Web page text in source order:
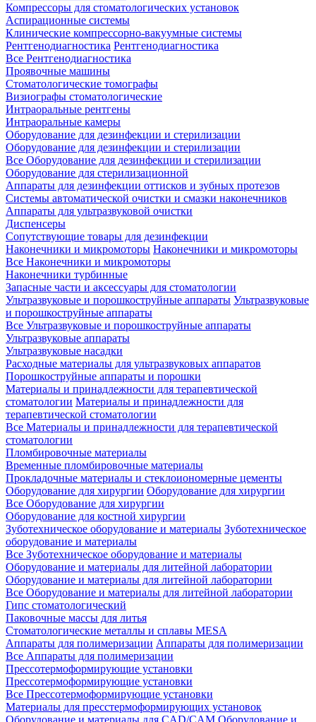
Компрессоры для стоматологических установок
Аспирационные системы
Клинические компрессорно-вакуумные системы
Рентгенодиагностика Рентгенодиагностика
Все Рентгенодиагностика
Проявочные машины
Стоматологические томографы
Визиографы стоматологические
Интраоральные рентгены
Интраоральные камеры
Оборудование для дезинфекции и стерилизации
Оборудование для дезинфекции и стерилизации
Все Оборудование для дезинфекции и стерилизации
Оборудование для стерилизационной
Аппараты для дезинфекции оттисков и зубных протезов
Системы автоматической очистки и смазки наконечников
Аппараты для ультразвуковой очистки
Диспенсеры
Сопутствующие товары для дезинфекции
Наконечники и микромоторы Наконечники и микромоторы
Все Наконечники и микромоторы
Наконечники турбинные
Запасные части и аксессуары для стоматологии
Ультразвуковые и порошкоструйные аппараты Ультразвуковые
и порошкоструйные аппараты
Все Ультразвуковые и порошкоструйные аппараты
Ультразвуковые аппараты
Ультразвуковые насадки
Расходные материалы для ультразвуковых аппаратов
Порошкоструйные аппараты и порошки
Материалы и принадлежности для терапевтической
стоматологии Материалы и принадлежности для
терапевтической стоматологии
Все Материалы и принадлежности для терапевтической
стоматологии
Пломбировочные материалы
Временные пломбировочные материалы
Прокладочные материалы и стеклоиономерные цементы
Оборудование для хирургии Оборудование для хирургии
Все Оборудование для хирургии
Оборудование для костной хирургии
Зуботехническое оборудование и материалы Зуботехническое
оборудование и материалы
Все Зуботехническое оборудование и материалы
Оборудование и материалы для литейной лаборатории
Оборудование и материалы для литейной лаборатории
Все Оборудование и материалы для литейной лаборатории
Гипс стоматологический
Паковочные массы для литья
Стоматологические металлы и сплавы MESA
Аппараты для полимеризации Аппараты для полимеризации
Все Аппараты для полимеризации
Прессотермоформирующие установки
Прессотермоформирующие установки
Все Прессотермоформирующие установки
Материалы для пресстермоформирующих установок
Оборудование и материалы для CAD/CAM Оборудование и